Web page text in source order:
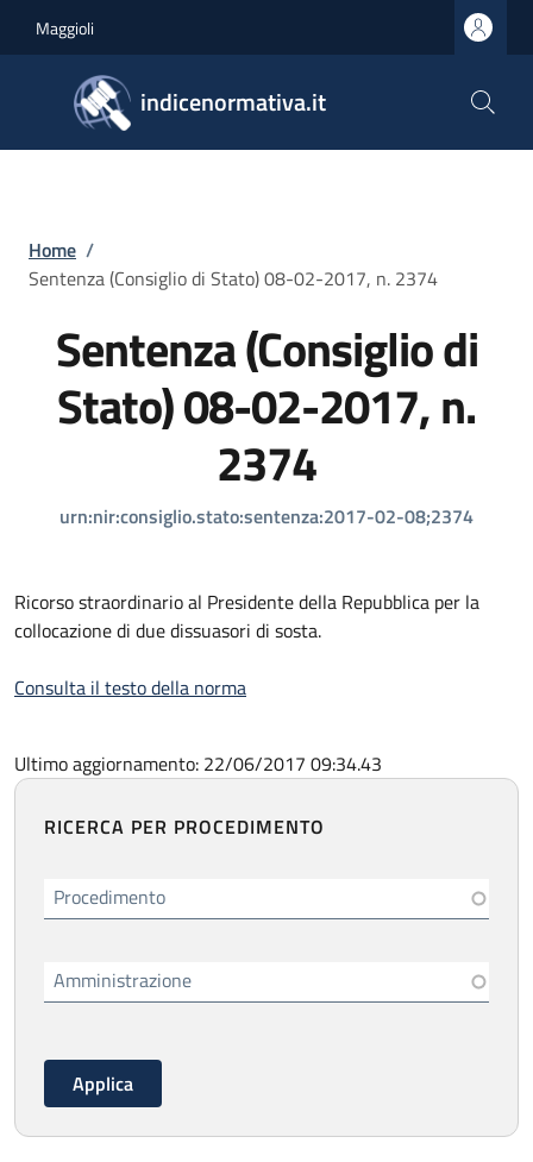
Maggioli
indicenormativa.it
Briciole di pane
Home /
Sentenza (Consiglio di Stato) 08-02-2017, n. 2374
Sentenza (Consiglio di
Stato) 08-02-2017, n.
2374
urn:nir:consiglio.stato:sentenza:2017-02-08;2374
Ricorso straordinario al Presidente della Repubblica per la
collocazione di due dissuasori di sosta.
Consulta il testo della norma
Ultimo aggiornamento: 22/06/2017 09:34.43
RICERCA PER PROCEDIMENTO
Procedimento
Amministrazione